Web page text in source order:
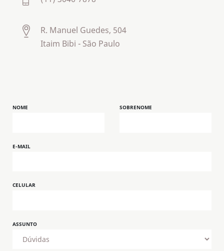
R. Manuel Guedes, 504
Itaim Bibi - São Paulo
NOME SOBRENOME
E-MAIL
CELULAR
ASSUNTO